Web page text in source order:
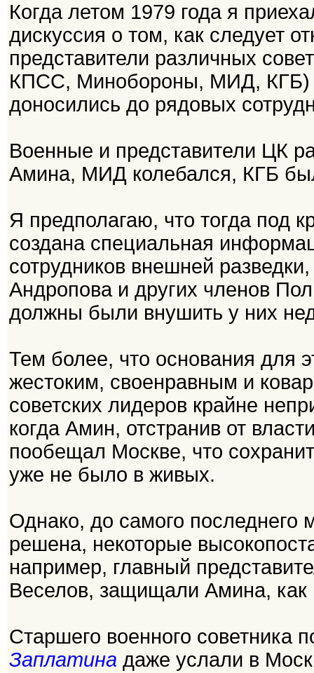
Когда летом 1979 года я
дискуссия о том, как следует
представители различных
КПСС, Минобороны, МИД, КГБ)
доносились до рядовых
Военные и представители ЦК
Амина, МИД колебался, КГБ
Я предполагаю, что тогда под
создана специальная
сотрудников внешней
Андропова и других членов
должны были внушить у них
Тем более, что основания для
жестоким, своенравным и
советских лидеров крайне
когда Амин, отстранив от
пообещал Москве, что
уже не было в живых.
Однако, до самого последнего
решена, некоторые
например, главный
Веселов, защищали Амина, как
Старшего военного советника
Заплатина даже услали в